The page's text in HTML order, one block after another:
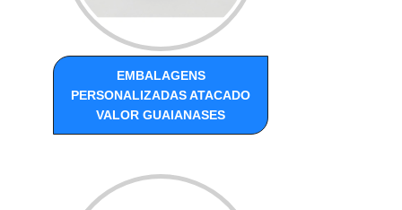
EMBALAGENS
PERSONALIZADAS ATACADO
VALOR GUAIANASES